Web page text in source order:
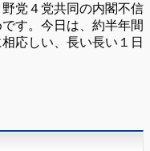
党４党共同の内閣不信
す。今日は、約半年間
応しい、長い長い１日